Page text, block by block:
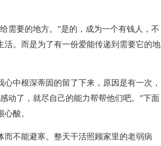
需要的地方。”是的，成为一个有钱人，不
。而是为了有一份爱能传递到需要它的地
中根深蒂固的留了下来，原因是有一次，
动了，就尽自己的能力帮帮他们吧。”下面
酸。
不能避寒。整天干活照顾家里的老弱病